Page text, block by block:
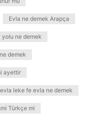
Evla ne demek Arapça
yolu ne demek
demek
ayettir
leke fe evla ne demek
Türkçe mi